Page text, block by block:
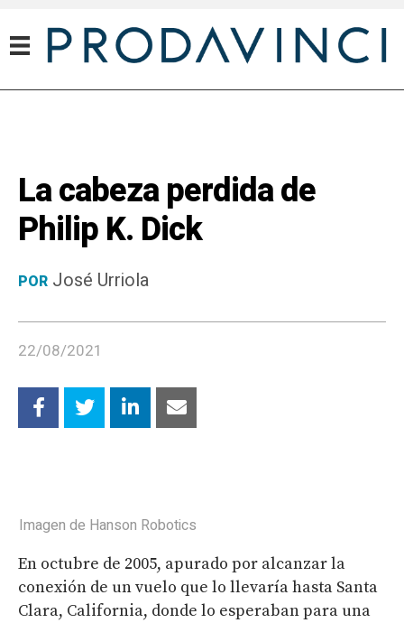
La cabeza perdida de
Philip K. Dick
POR José Urriola
22/08/2021
Imagen de Hanson Robotics
En octubre de 2005, apurado por alcanzar la
conexión de un vuelo que lo llevaría hasta Santa
Clara, California, donde lo esperaban para una